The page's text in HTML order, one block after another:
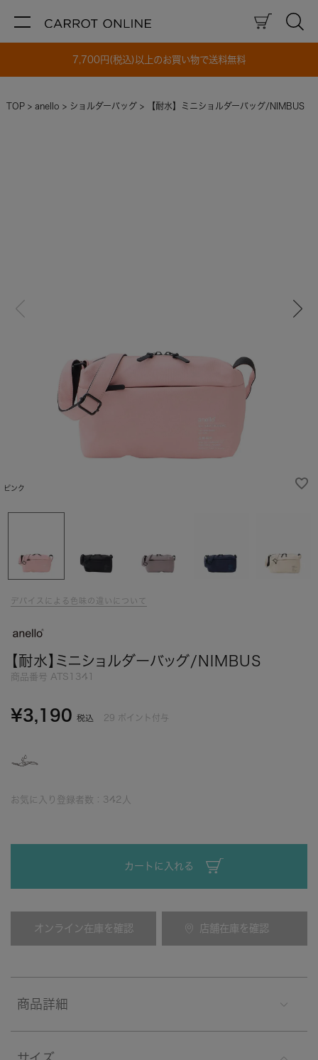
7,700円(税込)以上のお買い物で送料無料
TOP anello ショルダーバッグ 【耐水】ミニショルダーバッグ/NIMBUS
ピンク
デバイスによる色味の違いについて
【耐水】ミニショルダーバッグ/NIMBUS
商品番号 ATS1341
¥3,190 税込 29 ポイント付与
お気に入り登録者数： 342 人
カートに入れる
オンライン在庫を確認 店舗在庫を確認
商品詳細